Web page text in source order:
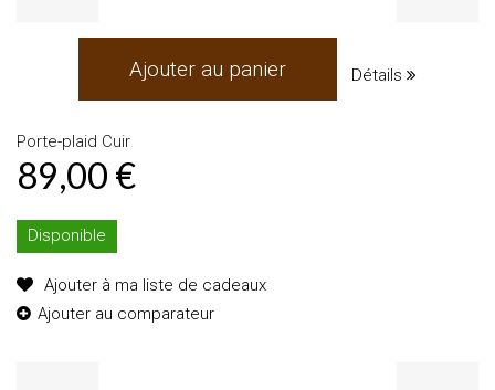
Ajouter au panier Détails
Porte-plaid Cuir
89,00 €
Disponible
Ajouter à ma liste de cadeaux
Ajouter au comparateur